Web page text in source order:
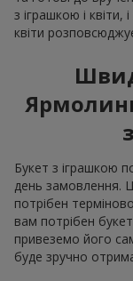
з іграшкою і квіти,
квіти
Букет з іграшкою
день замовлення.
потрібен
вам потрібен
привеземо його
буде зручно